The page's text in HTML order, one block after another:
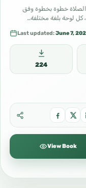
خطوة بخطوة وفق
كل لوحة بلغة مختلفة…
Last updated:June 7,
224
View Book